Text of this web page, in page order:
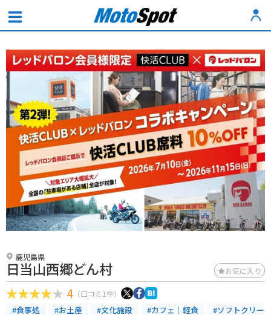
鹿児島県
日当山西郷どん村 お気に入り
4 （口コミ1件）
#食事処 #お土産 #文化施設 #カフェ｜軽食
#ソフトクリー